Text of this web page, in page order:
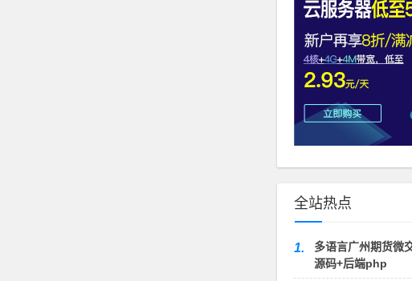
全站热点
1.
多语言广州期货微
源码+后端php